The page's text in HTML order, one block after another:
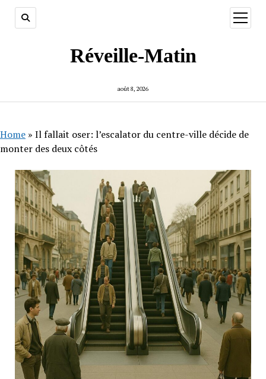
Réveille-Matin
août 8, 2026
ouvrir
menu
Home » Il fallait oser: l’escalator du centre-ville décide de
monter des deux côtés